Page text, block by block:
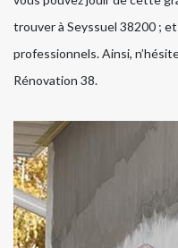
trouver à Seyssuel 38200 ;
professionnels. Ainsi,
Rénovation 38.